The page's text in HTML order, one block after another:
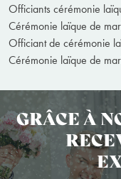
Officiants cérémonie
Cérémonie laïque de
Officiant de cérémonie
Cérémonie laïque de
GRÂCE À